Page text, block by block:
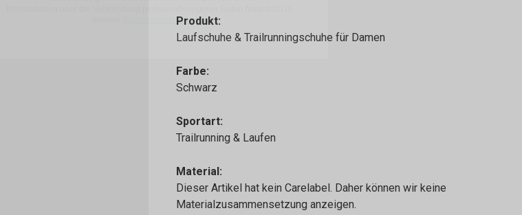
Produkt:
Laufschuhe & Trailrunningschuhe für Damen
Farbe:
Schwarz
Sportart:
Trailrunning & Laufen
Material:
Dieser Artikel hat kein Carelabel. Daher können wir keine
Materialzusammensetzung anzeigen.